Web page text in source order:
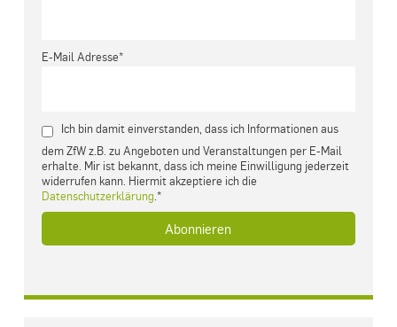
E-Mail Adresse*
Ich bin damit einverstanden, dass ich Informationen aus
dem ZfW z.B. zu Angeboten und Veranstaltungen per E-Mail
erhalte. Mir ist bekannt, dass ich meine Einwilligung jederzeit
widerrufen kann. Hiermit akzeptiere ich die
Datenschutzerklärung .*